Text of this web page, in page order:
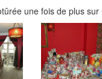
une fois de plus